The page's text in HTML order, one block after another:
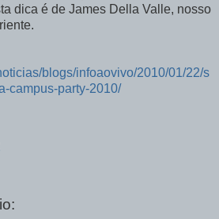
dica é de James Della Valle, nosso
blogs/infoaovivo/2010/01/22/s
campus-party-2010/